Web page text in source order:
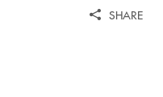
SHARE